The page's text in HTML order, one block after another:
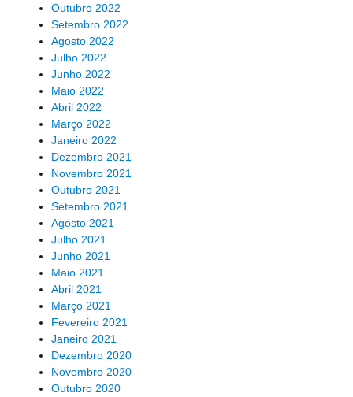
Outubro 2022
Setembro 2022
Agosto 2022
Julho 2022
Junho 2022
Maio 2022
Abril 2022
Março 2022
Janeiro 2022
Dezembro 2021
Novembro 2021
Outubro 2021
Setembro 2021
Agosto 2021
Julho 2021
Junho 2021
Maio 2021
Abril 2021
Março 2021
Fevereiro 2021
Janeiro 2021
Dezembro 2020
Novembro 2020
Outubro 2020